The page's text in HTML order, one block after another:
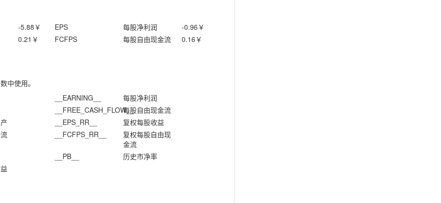
-5.88 ￥ EPS 每股净利润 -0.96 ￥
0.21 ￥ FCFPS 每股自由现金流 0.16 ￥
中使用。
__EARNING__
每股净利润
__FREE_CASH_FLOW__每股自由现金流
__EPS_RR__
复权每股收益
__FCFPS_RR__
复权每股自由现
金流
__PB__
历史市净率